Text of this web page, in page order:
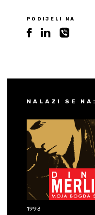
PODIJELI NA
NALAZI SE NA:
1993